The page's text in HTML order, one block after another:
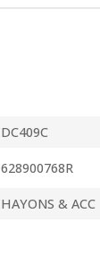
DC409C
628900768R
HAYONS & ACC